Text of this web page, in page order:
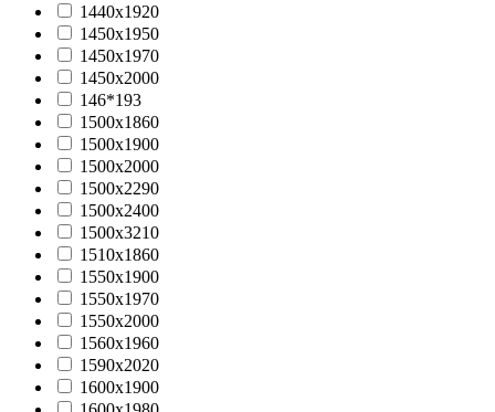
1440x1920
1450х1950
1450х1970
1450х2000
146*193
1500х1860
1500х1900
1500х2000
1500х2290
1500х2400
1500х3210
1510х1860
1550х1900
1550х1970
1550х2000
1560х1960
1590х2020
1600х1900